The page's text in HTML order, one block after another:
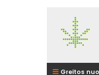
Greitos